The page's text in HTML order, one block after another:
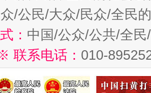
/公民/大众/民众/全民
： 中国/公众/公共/全
联系电话： 010-